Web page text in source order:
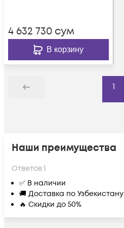
4 632 730 сум
В корзину
Назад
1
Наши преимущества
Ответов:1
✅ В наличии
🚚 Доставка по Узбекистану
🔥 Скидки до 50%